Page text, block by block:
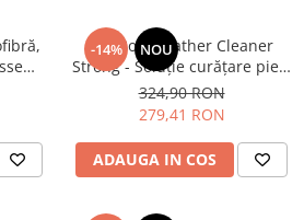
2)
-14% NOU
BadBoys Leather Cleaner
Strong - Soluție curățare piele
(formula strong) (5L)
324,90 RON
279,41 RON
ADAUGA IN COS